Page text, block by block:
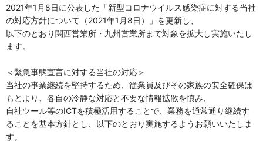
2021年1月8日に公表した「新型コロナウイルス感染症に対する当社
の対応方針について（2021年1月8日）」を更新し、
以下のとおり関西営業所・九州営業所まで対象を拡大し実施いたし
ます。
＜緊急事態宣言に対する当社の対応＞
当社の事業継続を堅持するため、従業員及びその家族の安全確保は
もとより、各自の冷静な対応と不要な情報拡散を慎み、
自社ツール等のICTを積極活用することで、業務を通常通り継続す
ることを基本方針とし、以下のとおり実施するようお願いいたしま
す。